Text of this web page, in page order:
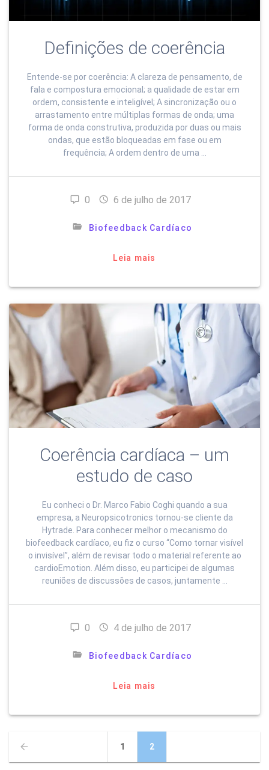
Definições de coerência
Entende-se por coerência: A clareza de pensamento, de
fala e compostura emocional; a qualidade de estar em
ordem, consistente e inteligível; A sincronização ou o
arrastamento entre múltiplas formas de onda; uma
forma de onda construtiva, produzida por duas ou mais
ondas, que estão bloqueadas em fase ou em
frequência; A ordem dentro de uma …
0 6 de julho de 2017
Biofeedback Cardíaco
Leia mais
Coerência cardíaca – um
estudo de caso
Eu conheci o Dr. Marco Fabio Coghi quando a sua
empresa, a Neuropsicotronics tornou-se cliente da
Hytrade. Para conhecer melhor o mecanismo do
biofeedback cardíaco, eu fiz o curso “Como tornar visível
o invisível”, além de revisar todo o material referente ao
cardioEmotion. Além disso, eu participei de algumas
reuniões de discussões de casos, juntamente …
0 4 de julho de 2017
Biofeedback Cardíaco
Leia mais
NavegaçãoPágina
1 Página
2